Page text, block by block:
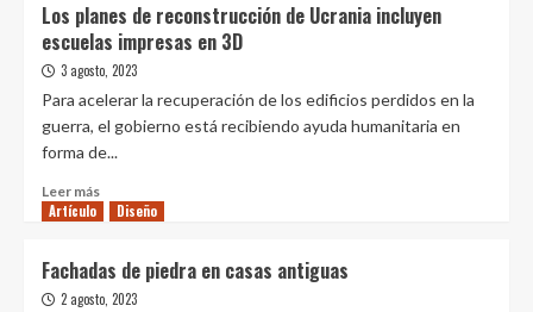
Koning
Eizenberg
está
revolucionando
diseño
multifamiliar
contra
la
Los planes de reconstrucción de Ucrania incluyen
escuelas impresas en 3D
3 agosto, 2023
Para acelerar la recuperación de los edificios perdidos en la
guerra, el gobierno está recibiendo ayuda humanitaria en
forma de...
Leer más
más
planes
de
Artículo Diseño
Fachadas de piedra en casas antiguas
2 agosto, 2023